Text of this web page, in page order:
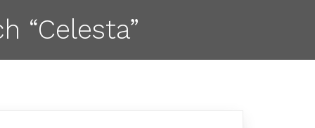
“Celesta”